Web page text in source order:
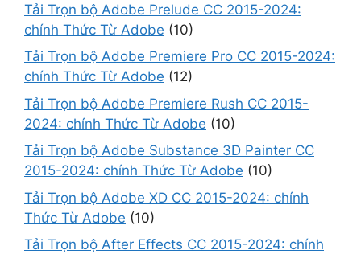
Tải Trọn bộ Adobe Prelude CC 2015-2024:
chính Thức Từ Adobe (10)
Tải Trọn bộ Adobe Premiere Pro CC 2015-2024:
chính Thức Từ Adobe (12)
Tải Trọn bộ Adobe Premiere Rush CC 2015-
2024: chính Thức Từ Adobe (10)
Tải Trọn bộ Adobe Substance 3D Painter CC
2015-2024: chính Thức Từ Adobe (10)
Tải Trọn bộ Adobe XD CC 2015-2024: chính
Thức Từ Adobe (10)
Tải Trọn bộ After Effects CC 2015-2024: chính